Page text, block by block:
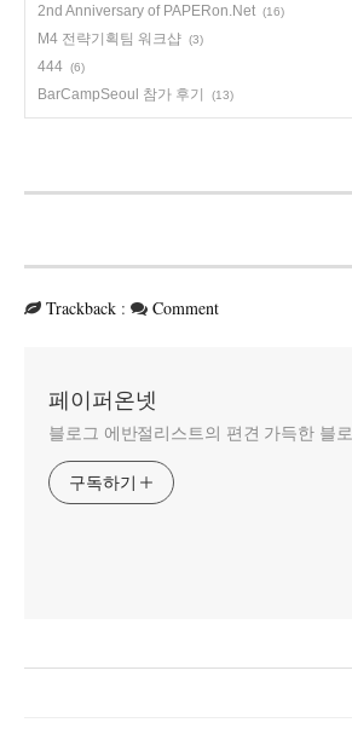
2nd Anniversary of PAPERon.Net (16)
M4 전략기획팀 워크샵 (3)
444 (6)
BarCampSeoul 참가 후기 (13)
Trackback : Comment
페이퍼온넷
블로그 에반절리스트의 편견 가득한 블
구독하기